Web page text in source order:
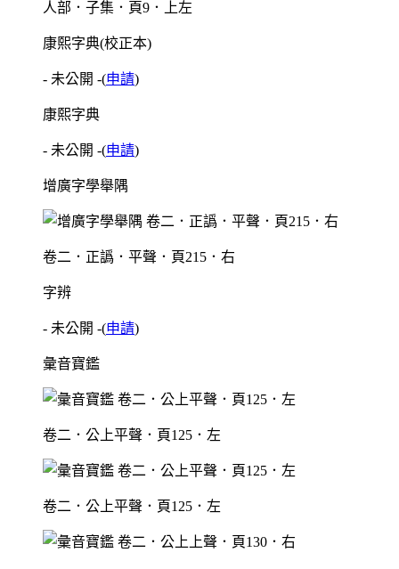
人部．子集．頁9．上左
康熙字典(校正本)
- 未公開 -(申請)
康熙字典
- 未公開 -(申請)
增廣字學舉隅
卷二．正譌．平聲．頁215．右
字辨
- 未公開 -(申請)
彙音寶鑑
卷二．公上平聲．頁125．左
卷二．公上平聲．頁125．左